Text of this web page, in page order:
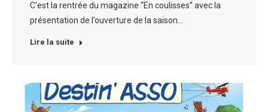
C’est la rentrée du magazine “En coulisses” avec la
présentation de l’ouverture de la saison…
Lire la suite